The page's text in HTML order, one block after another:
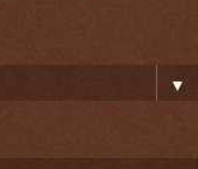
▼